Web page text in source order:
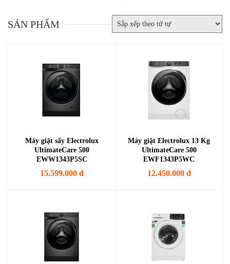
SẢN PHẨM
Máy giặt sấy Electrolux
UltimateCare 500
EWW1343P5SC
15.599.000 đ
Máy giặt Electrolux 13 Kg
UltimateCare 500
EWF1343P5WC
12.450.000 đ